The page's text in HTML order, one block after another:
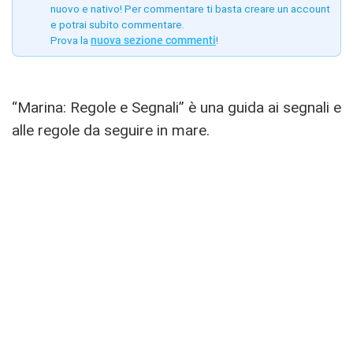
nuovo e nativo! Per commentare ti basta creare un account
e potrai subito commentare.
Prova la nuova sezione commenti!
“Marina: Regole e Segnali” è una guida ai segnali e
alle regole da seguire in mare.